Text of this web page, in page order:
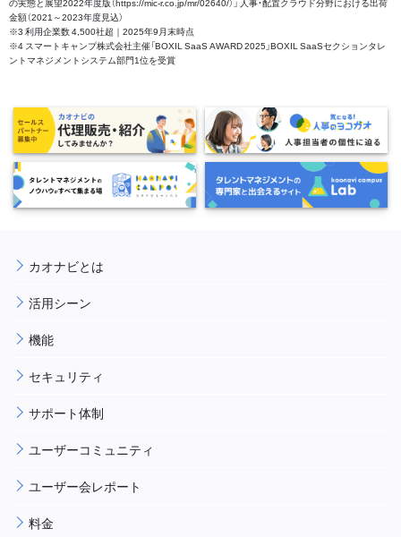
金額（2021～2023年度見込）
※3 利用企業数 4,500社超｜2025年9月末時点
※4 スマートキャンプ株式会社主催「BOXIL SaaS AWARD 2025」BOXIL SaaSセクションタレ
ントマネジメントシステム部門1位を受賞
カオナビとは
活用シーン
機能
セキュリティ
サポート体制
ユーザーコミュニティ
ユーザー会レポート
料金